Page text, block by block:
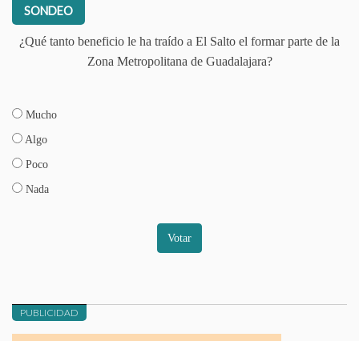
SONDEO
¿Qué tanto beneficio le ha traído a El Salto el formar parte de la
Zona Metropolitana de Guadalajara?
Mucho
Algo
Poco
Nada
Votar
PUBLICIDAD